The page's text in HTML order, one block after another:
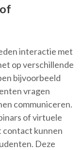
interactie met
op verschillende
bijvoorbeeld
vragen
communiceren.
of virtuele
contact kunnen
Deze